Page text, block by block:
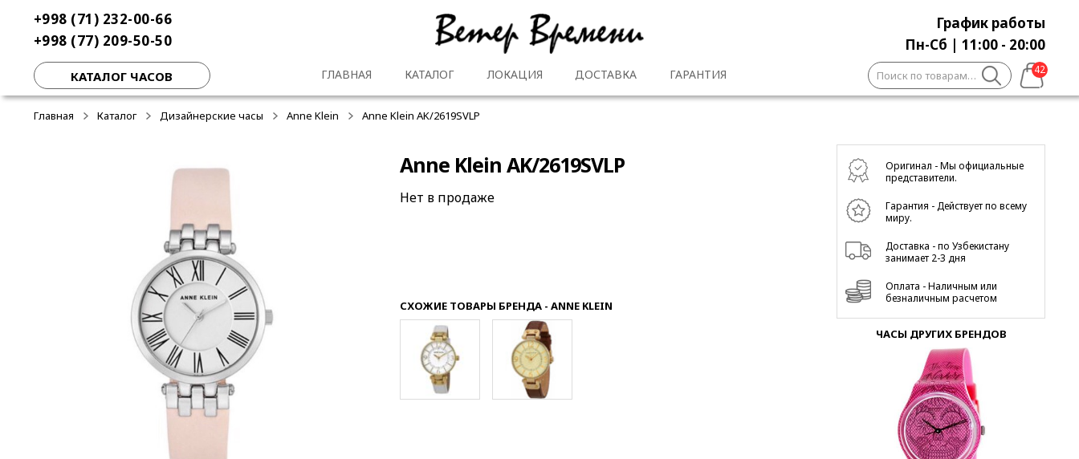
навигации
содержимому
+998 (71) 232-00-66
+998 (77) 209-50-50
График работы
Пн-Сб | 11:00 - 20:00
КАТАЛОГ ЧАСОВ ГЛАВНАЯ КАТАЛОГ ЛОКАЦИЯ ДОСТАВКА ГАРАНТИЯ
42
1
Искать:
Главная Каталог Дизайнерские часы Anne Klein Anne Klein AK/2619SVLP
Anne Klein AK/2619SVLP
Нет в продаже
СХОЖИЕ ТОВАРЫ БРЕНДА - ANNE KLEIN
Оригинал - Мы официальные
представители.
Гарантия - Действует по всему
миру.
Доставка - по Узбекистану
занимает 2-3 дня
Оплата - Наличным или
безналичным расчетом
ЧАСЫ ДРУГИХ БРЕНДОВ
-50%
-50%
-50%